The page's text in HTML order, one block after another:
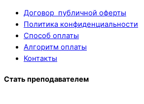
Договор публичной оферты
Политика конфиденциальности
Способ оплаты
Алгоритм оплаты
Контакты
Стать преподавателем